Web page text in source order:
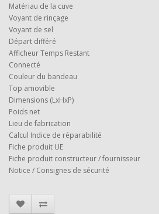
Matériau de la cuve
Voyant de rinçage
Voyant de sel
Départ différé
Afficheur Temps Restant
Connecté
Couleur du bandeau
Top amovible
Dimensions (LxHxP)
Poids net
Lieu de fabrication
Calcul Indice de réparabilité
Fiche produit UE
Fiche produit constructeur / fournisseur
Notice / Consignes de sécurité